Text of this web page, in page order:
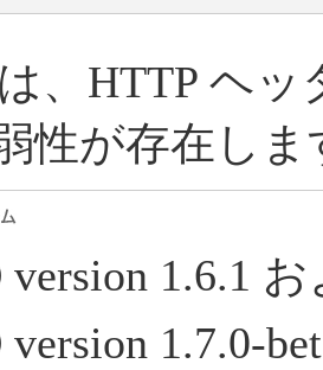
、HTTP ヘ
性が存在しま
version 1.6.1
version 1.7.0-